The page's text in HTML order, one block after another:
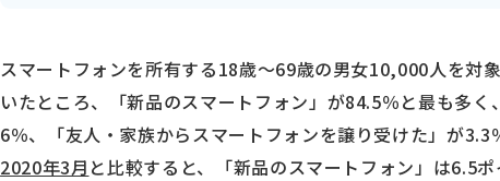
スマートフォンを所有する18歳～69歳の男女10,000人を対
いたところ、「新品のスマートフォン」が84.5％と最も多
6％、「友人・家族からスマートフォンを譲り受けた」が3.3
2020年3月 と比較すると、「新品のスマートフォン」は6.5